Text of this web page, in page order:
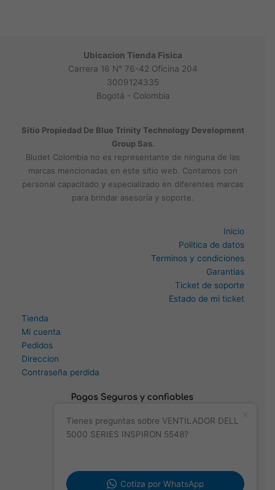
Ubicacion Tienda Fisica
Carrera 16 N° 76-42 Oficina 204
3009124335
Bogotá - Colombia
Sitio Propiedad De Blue Trinity Technology Development
Group Sas.
Bludet Colombia no es representante de ninguna de las
marcas mencionadas en este sitio web. Contamos con
personal capacitado y especializado en diferentes marcas
para brindar asesoría y soporte.
Inicio
Politica de datos
Terminos y condiciones
Garantias
Ticket de soporte
Estado de mi ticket
Tienda
Mi cuenta
Pedidos
Direccion
Contraseña perdida
Tienes preguntas sobre VENTILADOR DELL
5000 SERIES INSPIRON 5548?
Cotiza por WhatsApp